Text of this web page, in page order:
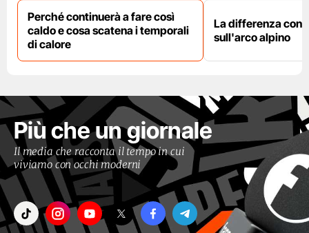
Perché continuerà a fare così
caldo e cosa scatena i temporali
di calore
La differenza con
sull'arco alpino
Più che un giornale
Il media che racconta il tempo in cui
viviamo con occhi moderni